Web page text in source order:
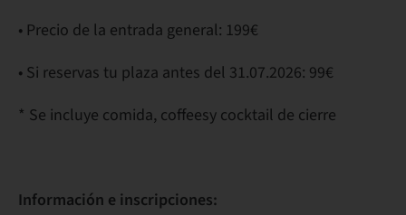
• Precio de la entrada general: 199€
• Si reservas tu plaza antes del 31.07.2026: 99€
* Se incluye comida, coffeesy cocktail de cierre
Información e inscripciones: